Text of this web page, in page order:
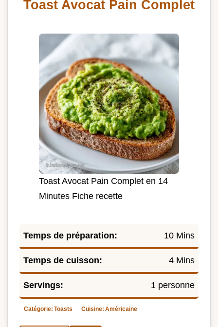
Toast Avocat Pain Complet
Toast Avocat Pain Complet en 14
Minutes Fiche recette
Temps de préparation: 10 Mins
Temps de cuisson: 4 Mins
Servings: 1 personne
Catégorie: Toasts Cuisine: Américaine